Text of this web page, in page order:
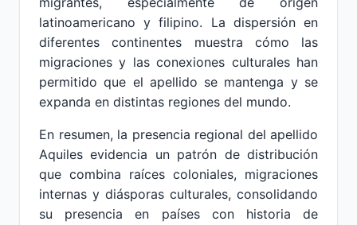
latinoamericano y filipino. La dispersión en
diferentes continentes muestra cómo las
migraciones y las conexiones culturales han
permitido que el apellido se mantenga y se
expanda en distintas regiones del mundo.
En resumen, la presencia regional del apellido
Aquiles evidencia un patrón de distribución
que combina raíces coloniales, migraciones
internas y diásporas culturales, consolidando
su presencia en países con historia de